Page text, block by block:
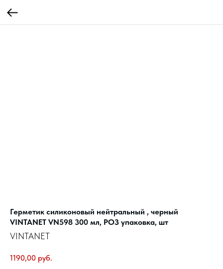
Герметик силиконовый нейтральный , черный
VINTANET VN598 300 мл, РОЗ упаковка, шт
VINTANET
1190,00 руб.